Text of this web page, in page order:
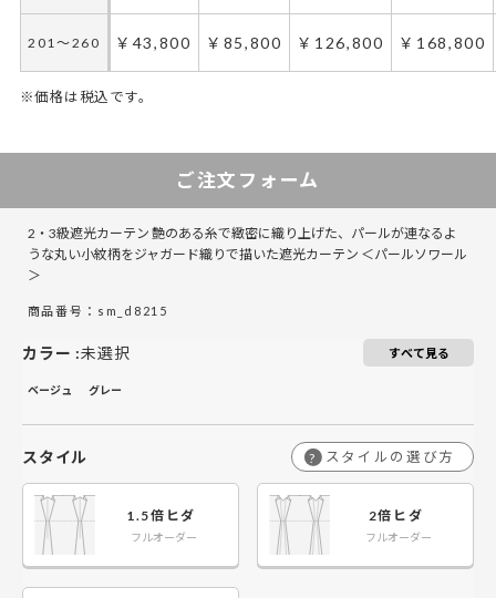
201～260 ￥43,800 ￥85,800 ￥126,800 ￥168,800
※価格は税込です。
141～200 ￥35,800 ￥68,800 ￥101,800 ￥134,800
201～260 ￥43,800
ご注文フォーム
2・3級遮光カーテン 艶のある糸で緻密に織り上げた、パールが連なるよ
うな丸い小紋柄をジャガード織りで描いた遮光カーテン ＜パールソワール
＞
商品番号：sm_d8215
カラー :未選択 すべて見る
ベージュ グレー
スタイル ? スタイルの選び方
1.5倍ヒダ
フルオーダー
2倍ヒダ
フルオーダー